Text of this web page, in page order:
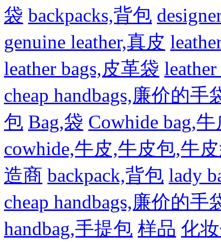
袋 backpacks,背包
genuine leather,真皮
leather bags,皮革袋
cheap handbags,廉价的手
包 Bag,袋 Cowhide bag,
cowhide,牛皮,牛皮包,牛
造商 backpack,背包 lady
cheap handbags,廉价的手
handbag,手提包 样品 化